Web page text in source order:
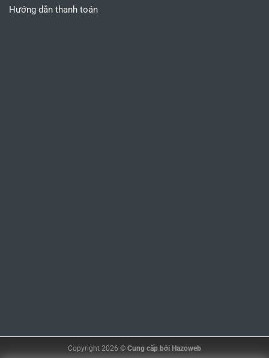
Hướng dẫn thanh toán
Copyright 2026 © Cung cấp bởi Hazoweb